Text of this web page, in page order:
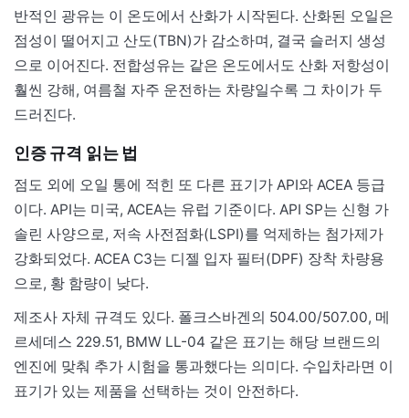
반적인 광유는 이 온도에서 산화가 시작된다. 산화된 오일은
점성이 떨어지고 산도(TBN)가 감소하며, 결국 슬러지 생성
으로 이어진다. 전합성유는 같은 온도에서도 산화 저항성이
훨씬 강해, 여름철 자주 운전하는 차량일수록 그 차이가 두
드러진다.
인증 규격 읽는 법
점도 외에 오일 통에 적힌 또 다른 표기가 API와 ACEA 등급
이다. API는 미국, ACEA는 유럽 기준이다. API SP는 신형 가
솔린 사양으로, 저속 사전점화(LSPI)를 억제하는 첨가제가
강화되었다. ACEA C3는 디젤 입자 필터(DPF) 장착 차량용
으로, 황 함량이 낮다.
제조사 자체 규격도 있다. 폴크스바겐의 504.00/507.00, 메
르세데스 229.51, BMW LL-04 같은 표기는 해당 브랜드의
엔진에 맞춰 추가 시험을 통과했다는 의미다. 수입차라면 이
표기가 있는 제품을 선택하는 것이 안전하다.